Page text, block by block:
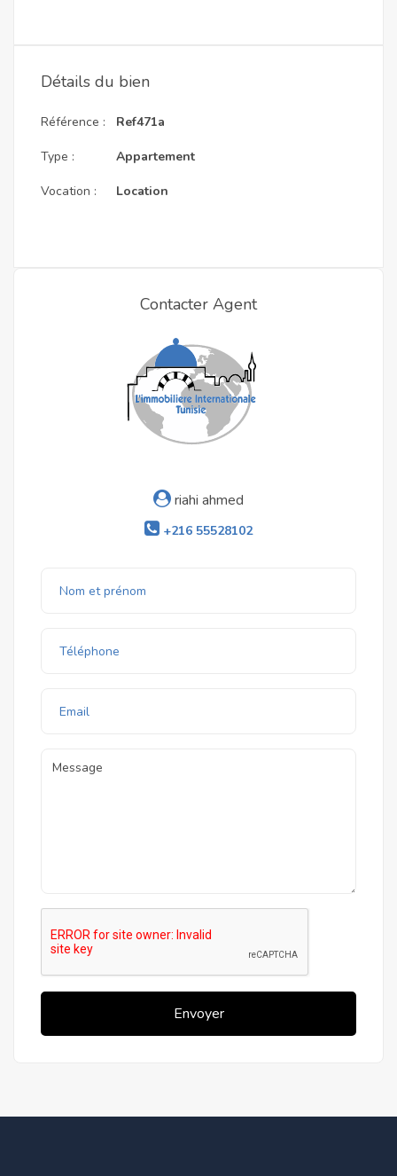
Détails du bien
Référence :
Type :
Vocation :
Ref471a
Appartement
Location
Contacter Agent
riahi ahmed
+216 55528102
Envoyer